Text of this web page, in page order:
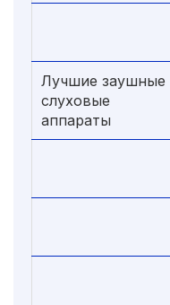
Лучшие заушные
слуховые
аппараты